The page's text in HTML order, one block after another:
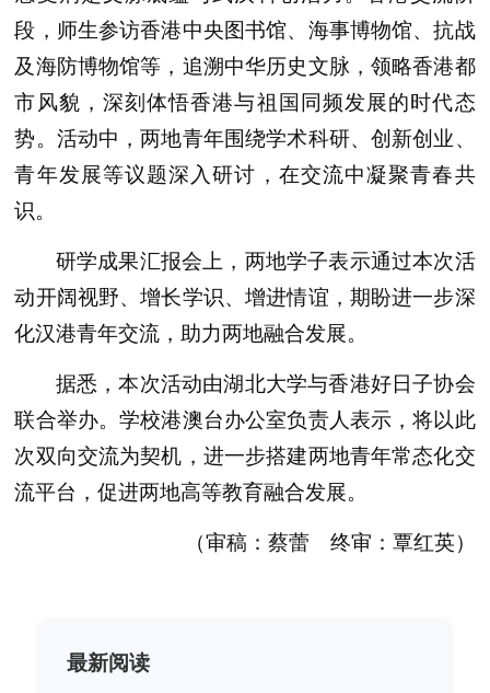
段，师生参访香港中央图书馆、海事博物馆、抗战
及海防博物馆等，追溯中华历史文脉，领略香港都
市风貌，深刻体悟香港与祖国同频发展的时代态
势。活动中，两地青年围绕学术科研、创新创业、
青年发展等议题深入研讨，在交流中凝聚青春共
识。
研学成果汇报会上，两地学子表示通过本次活
动开阔视野、增长学识、增进情谊，期盼进一步深
化汉港青年交流，助力两地融合发展。
据悉，本次活动由湖北大学与香港好日子协会
联合举办。学校港澳台办公室负责人表示，将以此
次双向交流为契机，进一步搭建两地青年常态化交
流平台，促进两地高等教育融合发展。
（审稿：蔡蕾 终审：覃红英）
最新阅读